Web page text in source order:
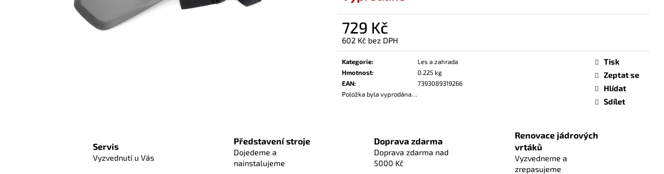
729 Kč
602 Kč bez DPH
Měrná
cena:
Kategorie:
Les a zahrada
Hmotnost:
0.225 kg
EAN:
7393089319266
Položka byla vyprodána…
Tisk
Zeptat se
Hlídat
Sdílet
Servis
Vyzvednutí u Vás
Představení stroje
Dojedeme a
nainstalujeme
Doprava zdarma
Doprava zdarma nad
5000 Kč
Renovace jádrových
vrtáků
Vyzvedneme a
zrepasujeme